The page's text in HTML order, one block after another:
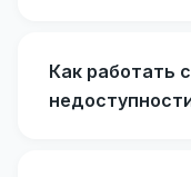
Как работать